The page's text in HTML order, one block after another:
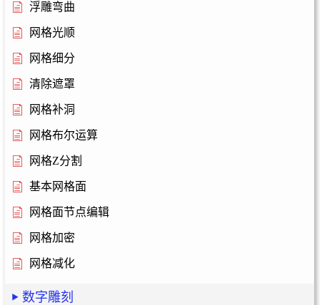
浮雕弯曲
网格光顺
网格细分
清除遮罩
网格补洞
网格布尔运算
网格Z分割
基本网格面
网格面节点编辑
网格加密
网格减化
数字雕刻